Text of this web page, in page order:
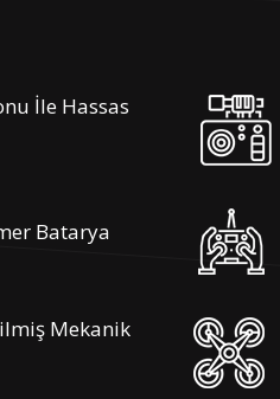
İle Hassas
Batarya
Mekanik